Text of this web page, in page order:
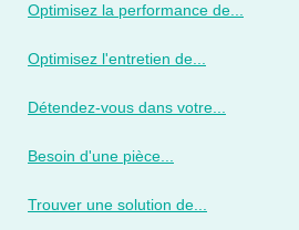
Optimisez la performance de...
Optimisez l'entretien de...
Détendez-vous dans votre...
Besoin d'une pièce...
Trouver une solution de...